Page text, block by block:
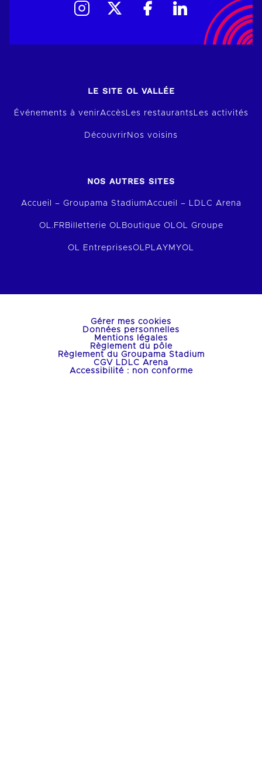
LE SITE OL VALLÉE
Événements à venirAccèsLes restaurantsLes activités
Découvrir Nos voisins
NOS AUTRES SITES
Accueil – Groupama StadiumAccueil – LDLC Arena
OL.FR Billetterie OL Boutique OLOL Groupe
OL EntreprisesOLPLAY MYOL
Gérer mes cookies
Données personnelles
Mentions légales
Règlement du pôle
Règlement du Groupama Stadium
CGV LDLC Arena
Accessibilité : non conforme